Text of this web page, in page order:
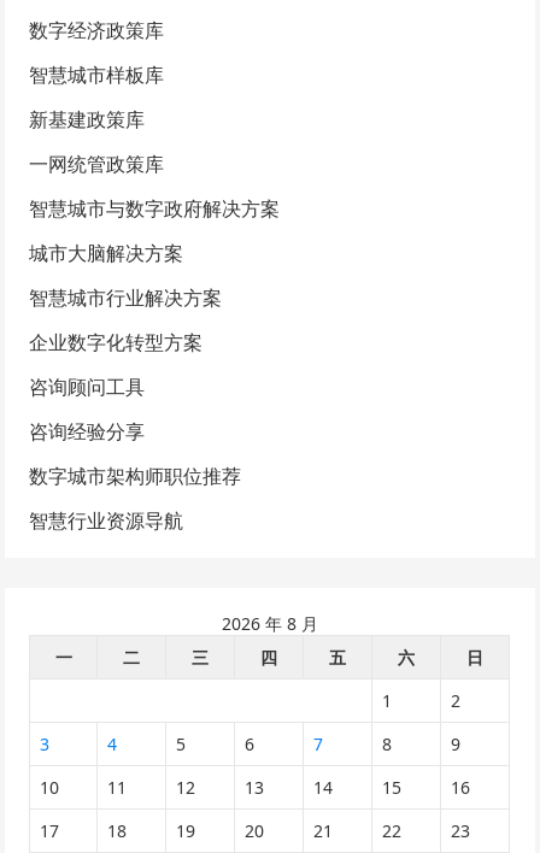
数字经济政策库
智慧城市样板库
新基建政策库
一网统管政策库
智慧城市与数字政府解决方案
城市大脑解决方案
智慧城市行业解决方案
企业数字化转型方案
咨询顾问工具
咨询经验分享
数字城市架构师职位推荐
智慧行业资源导航
2026 年 8 月
一
二 三 四 五 六
日
1
2
3
4 5 6 7 8
9
10
11 12 13 14 15
16
17
18 19 20 21 22
23